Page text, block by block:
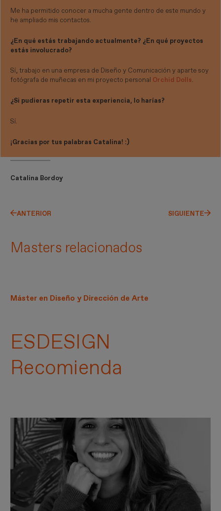
Me ha permitido conocer a mucha gente dentro de este mundo y
he ampliado mis contactos.
¿En qué estás trabajando actualmente? ¿En qué proyectos
estás involucrado?
Sí, trabajo en una empresa de Diseño y Comunicación y aparte soy
fotógrafa de muñecas en mi proyecto personal Orchid Dolls.
¿Si pudieras repetir esta experiencia, lo harías?
Sí.
¡Gracias por tus palabras Catalina! :)
Catalina Bordoy
ANTERIOR SIGUIENTE
Masters relacionados
Máster en Diseño y Dirección de Arte
ESDESIGN
Recomienda